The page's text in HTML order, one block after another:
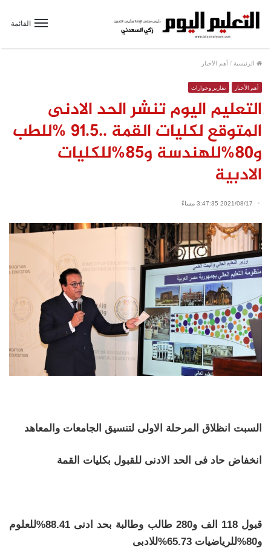
القائمة
الرئيسية / أهم الأخبار
أهم الأخبار تقارير وحوارات
التعليم اليوم تنشر الحد الادنى
المتوقع لكليات القمة ..٩١.٥ %للطب
و٨٠%للهندسة و٨٥%للكليات
الادبية
2021/08/17 3:47:35 مساءً
السبت انظلاق المرحلة الاولى لتنسيق الجامعات والمعاهد
انخفاض حاد فى الحد الادنى للقبول بكليات القمة
قبول 118 الف و280 طالب وطالبة بحد ادنى 88.41%للعلوم
و80%للرياضيات 65.73%للادبى